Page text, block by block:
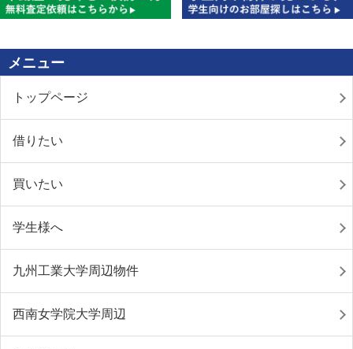
メニュー
トップページ
借りたい
買いたい
学生様へ
九州工業大学周辺物件
西南女学院大学周辺